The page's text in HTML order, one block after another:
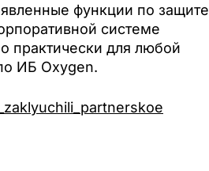
функции по защите
системе
практически для любой
ИБ Oxygen.